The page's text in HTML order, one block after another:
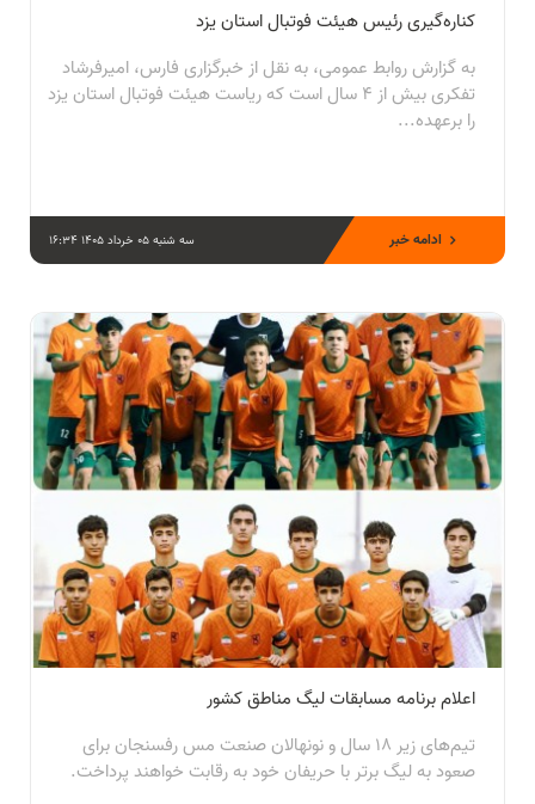
کناره‌گیری رئیس هیئت فوتبال استان یزد
به گزارش روابط عمومی، به نقل از خبرگزاری فارس، امیرفرشاد
تفکری بیش از ۴ سال است که ریاست هیئت فوتبال استان یزد
را برعهده...
سه شنبه 05 خرداد 1405 16:34 ادامه خبر
اعلام برنامه مسابقات لیگ مناطق کشور
تیم‌های زیر ۱۸ سال و نونهالان صنعت مس رفسنجان برای
صعود به لیگ برتر با حریفان خود به رقابت خواهند پرداخت.